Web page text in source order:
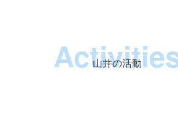
山井の活動